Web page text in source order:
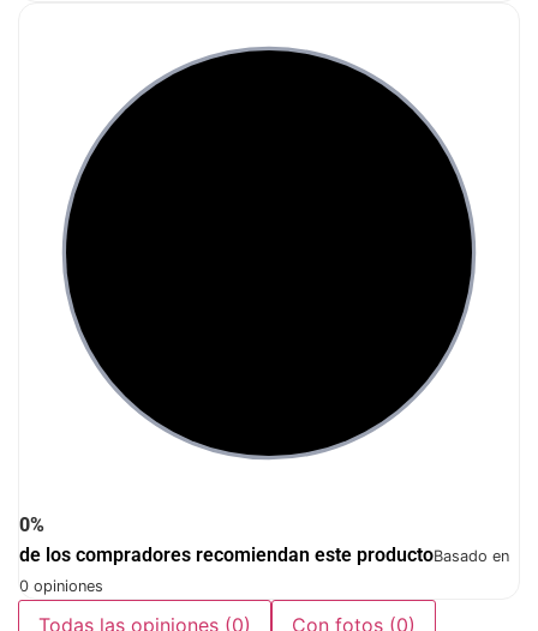
0%
de los compradores recomiendan este productoBasado en
0 opiniones
Todas las opiniones (0) Con fotos (0)